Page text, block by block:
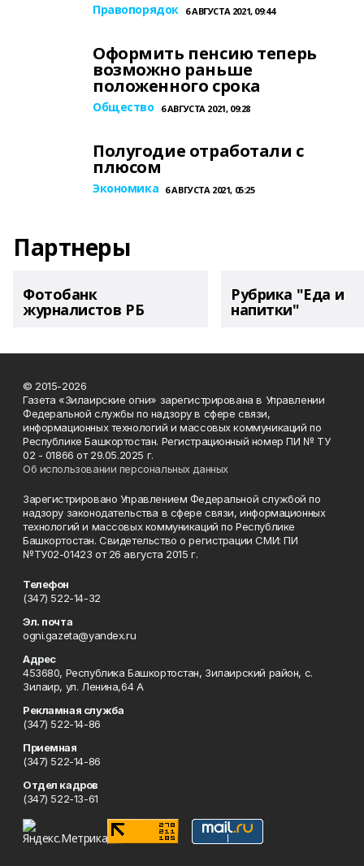
Правопорядок 6 АВГУСТА 2021, 09:44
Оформить пенсию теперь
возможно раньше
положенного срока
Общество 6 АВГУСТА 2021, 09:28
Полугодие отработали с
плюсом
Экономика 6 АВГУСТА 2021, 05:25
Партнеры
Фотобанк
журналистов РБ
Рубрика "Еда и
напитки"
© 2015-2026
Газета «Зилаирские огни» зарегистрирована в Управлении
Федеральной службы по надзору в сфере связи,
информационных технологий и массовых коммуникаций по
Республике Башкортостан. Регистрационный номер ПИ № ТУ
02 - 01866 от 29.05.2025 г.
Об использовании персональных данных
Зарегистрировано Управлением Федеральной службой по
надзору законодательства в сфере связи, информационных
технологий и массовых коммуникаций по Республике
Башкортостан. Свидетельство о регистрации СМИ: ПИ
№ТУ02-01423 от 26 августа 2015 г.
Телефон
(347) 522-14-32
Эл. почта
ogni.gazeta@yandex.ru
Адрес
453680, Республика Башкортостан, Зилаирский район, с.
Зилаир, ул. Ленина,64 А
Рекламная служба
(347) 522-14-86
Приемная
(347) 522-14-86
Отдел кадров
(347) 522-13-61